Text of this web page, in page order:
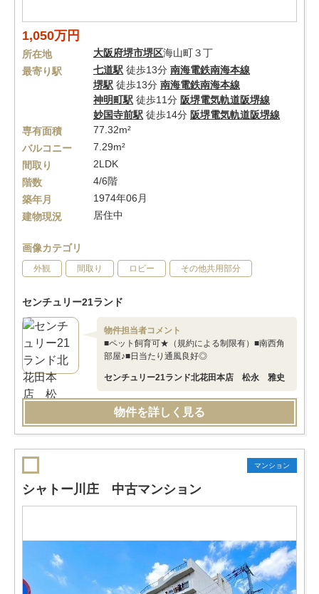
1,050万円
所在地 大阪府堺市堺区海山町３丁
最寄り駅
七道駅 徒歩13分 南海電鉄南海本線
堺駅 徒歩13分 南海電鉄南海本線
神明町駅 徒歩11分 阪堺電気軌道阪堺線
妙国寺前駅 徒歩14分 阪堺電気軌道阪堺線
専有面積
77.32m²
バルコニー
7.29m²
間取り
2LDK
階数
4/6階
築年月
1974年06月
建物現況
居住中
画像カテゴリ
外観 間取り ロビー その他共用部分
センチュリー21ランド
物件担当者コメント
■ペット飼育可★（規約による制限有）■南西角
部屋♪■日当たり通風良好◎
センチュリー21ランド北花田本店 松永 雅史
物件を詳しく見る
マンション
シャトー川庄 中古マンション